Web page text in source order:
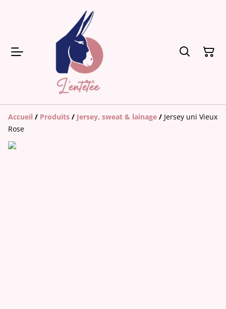
Accueil / Produits / Jersey, sweat & lainage / Jersey uni Vieux
Rose